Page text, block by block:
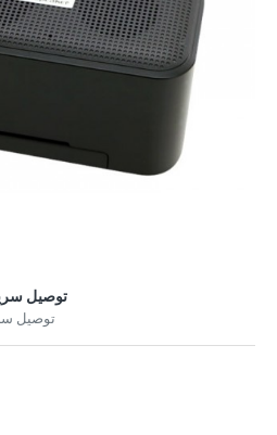
توصيل
توصيل